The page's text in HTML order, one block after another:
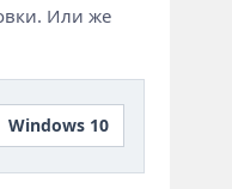
Или же
Windows 10